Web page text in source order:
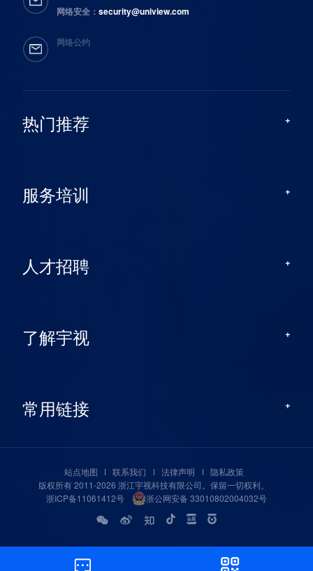
热门推荐
服务培训
人才招聘
了解宇视
常用链接
网络安全：security@uniview.com
网络公约
站点地图 联系我们 法律声明
隐私政策
版权所有 2011-2026 浙江宇视科技有限公司。保留一切权利。
浙ICP备11061412号
浙公网安备 33010802004032号